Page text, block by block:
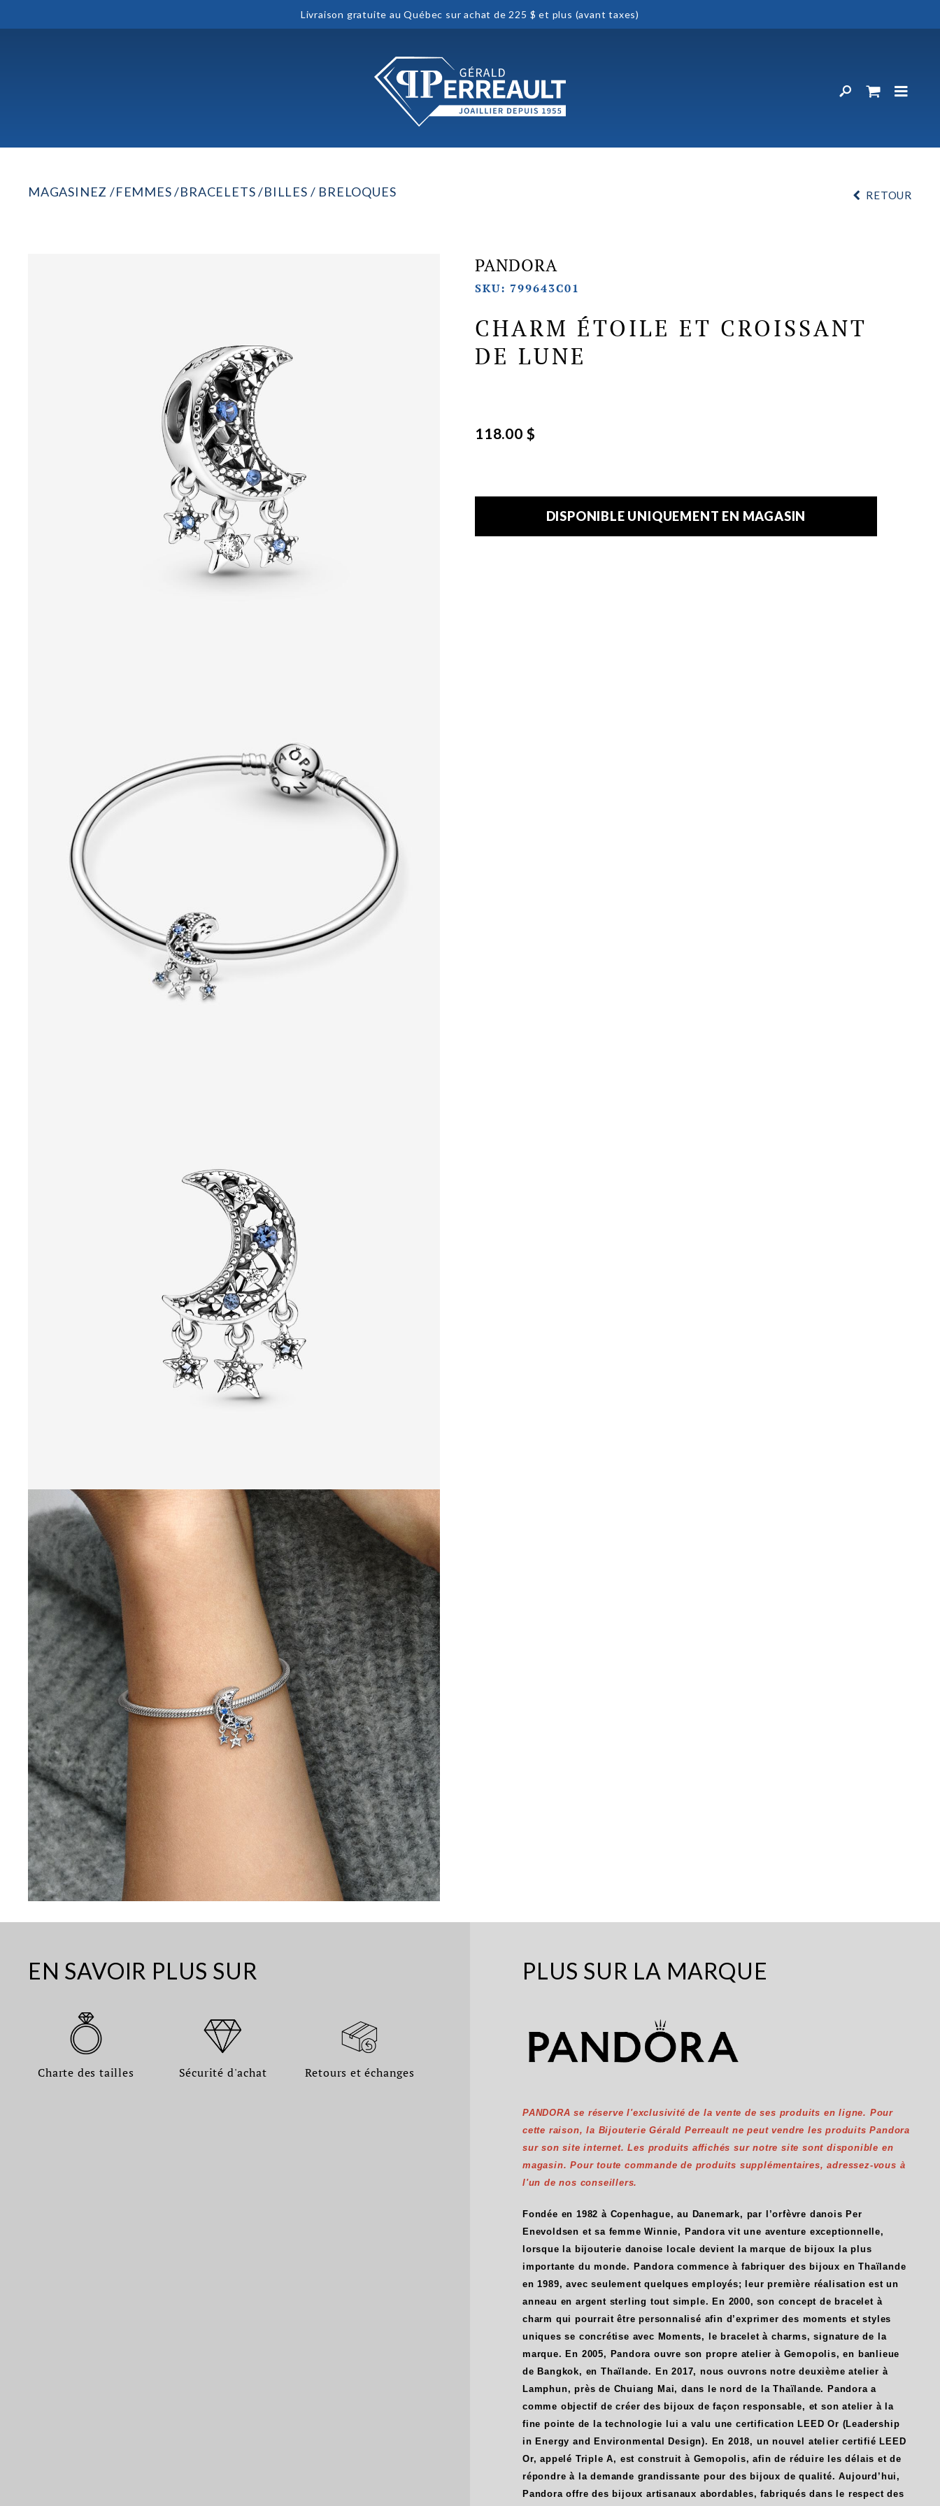
Livraison gratuite au Québec sur achat de 225 $ et plus (avant taxes)
MAGASINEZ FEMMES BRACELETS BILLES / BRELOQUES RETOUR
PANDORA
SKU: 799643C01
CHARM ÉTOILE ET CROISSANT
DE LUNE
118.00 $
DISPONIBLE UNIQUEMENT EN MAGASIN
EN SAVOIR PLUS SUR
Charte des tailles Sécurité d'achat Retours et échanges
PLUS SUR LA MARQUE
PANDORA se réserve l'exclusivité de la vente de ses produits en ligne. Pour
cette raison, la Bijouterie Gérald Perreault ne peut vendre les produits Pandora
sur son site internet. Les produits affichés sur notre site sont disponible en
magasin. Pour toute commande de produits supplémentaires, adressez-vous à
l'un de nos conseillers.
Fondée en 1982 à Copenhague, au Danemark, par l’orfèvre danois Per
Enevoldsen et sa femme Winnie, Pandora vit une aventure exceptionnelle,
lorsque la bijouterie danoise locale devient la marque de bijoux la plus
importante du monde. Pandora commence à fabriquer des bijoux en Thaïlande
en 1989, avec seulement quelques employés; leur première réalisation est un
anneau en argent sterling tout simple. En 2000, son concept de bracelet à
charm qui pourrait être personnalisé afin d’exprimer des moments et styles
uniques se concrétise avec Moments, le bracelet à charms, signature de la
marque. En 2005, Pandora ouvre son propre atelier à Gemopolis, en banlieue
de Bangkok, en Thaïlande. En 2017, nous ouvrons notre deuxième atelier à
Lamphun, près de Chuiang Mai, dans le nord de la Thaïlande. Pandora a
comme objectif de créer des bijoux de façon responsable, et son atelier à la
fine pointe de la technologie lui a valu une certification LEED Or (Leadership
in Energy and Environmental Design). En 2018, un nouvel atelier certifié LEED
Or, appelé Triple A, est construit à Gemopolis, afin de réduire les délais et de
répondre à la demande grandissante pour des bijoux de qualité. Aujourd’hui,
Pandora offre des bijoux artisanaux abordables, fabriqués dans le respect des